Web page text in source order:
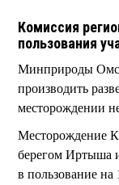
Комиссия
пользования
Минприроды
производить
месторождении
Месторождение
берегом Иртыша
в пользование